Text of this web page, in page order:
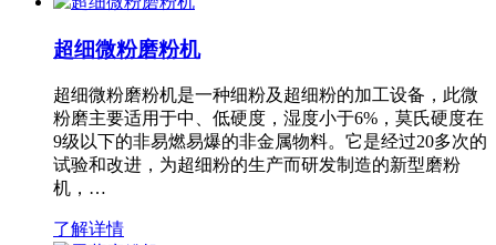
超细微粉磨粉机
超细微粉磨粉机是一种细粉及超细粉的加工设备，此微
粉磨主要适用于中、低硬度，湿度小于6%，莫氏硬度在
9级以下的非易燃易爆的非金属物料。它是经过20多次的
试验和改进，为超细粉的生产而研发制造的新型磨粉
机，…
了解详情